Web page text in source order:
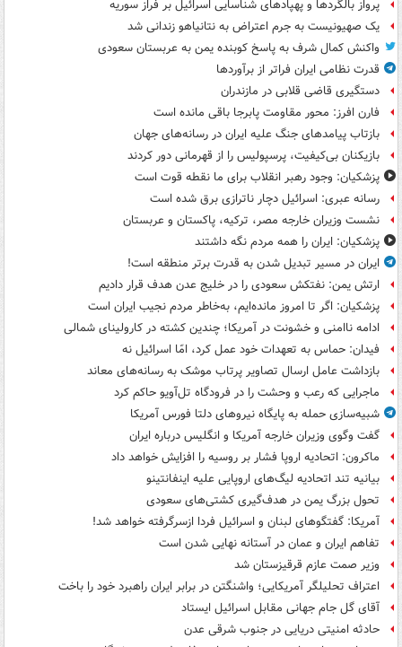
پرواز بالگردها و پهپادهای شناسایی اسرائیل بر فراز سوریه
یک صهیونیست به جرم اعتراض به نتانیاهو زندانی شد
واکنش کمال شرف به پاسخ کوبنده یمن به عربستان سعودی
قدرت نظامی ایران فراتر از برآوردها
دستگیری قاضی قلابی در مازندران
فارن افرز: محور مقاومت پابرجا باقی مانده است
بازتاب پیامدهای جنگ علیه ایران در رسانه‌های جهان
بازیکنان بی‌کیفیت، پرسپولیس را از قهرمانی دور کردند
پزشکیان: وجود رهبر انقلاب برای ما نقطه قوت است
رسانه عبری: اسرائیل دچار ناترازی برق شده است
نشست وزیران خارجه مصر، ترکیه، پاکستان و عربستان
پزشکیان: ایران را همه مردم نگه داشتند
ایران در مسیر تبدیل شدن به قدرت برتر منطقه است!
ارتش یمن: نفتکش سعودی را در خلیج عدن هدف قرار دادیم
پزشکیان: اگر تا امروز مانده‌ایم، به‌خاطر مردم نجیب ایران است
ادامه ناامنی و خشونت در آمریکا؛ چندین کشته در کارولینای شمالی
فیدان: حماس به تعهدات خود عمل کرد، امّا اسرائیل نه
بازداشت عامل ارسال تصاویر پرتاب موشک به رسانه‌های معاند
ماجرایی که رعب و وحشت را در فرودگاه تل‌آویو حاکم کرد
شبیه‌سازی حمله به پایگاه نیروهای دلتا فورس آمریکا
گفت وگوی وزیران خارجه آمریکا و انگلیس درباره ایران
ماکرون: اتحادیه اروپا فشار بر روسیه را افزایش خواهد داد
بیانیه تند اتحادیه لیگ‌های اروپایی علیه اینفانتینو
تحول بزرگ یمن در هدف‌گیری کشتی‌های سعودی
آمریکا: گفتگوهای لبنان و اسرائیل فردا ازسرگرفته خواهد شد!
تفاهم ایران و عمان در آستانه نهایی شدن است
وزیر صمت عازم قرقیزستان شد
اعتراف تحلیلگر آمریکایی؛ واشنگتن در برابر ایران راهبرد خود را باخت
آقای گل جام جهانی مقابل اسرائیل ایستاد
حادثه امنیتی دریایی در جنوب شرقی عدن